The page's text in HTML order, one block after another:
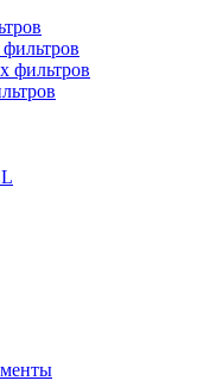
фильтров